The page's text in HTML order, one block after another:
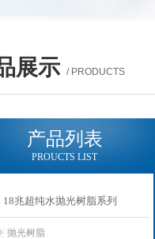
展示 / PRODUCTS
产品列表
PROUCTS LIST
18兆超纯水抛光树脂系列
抛光树脂